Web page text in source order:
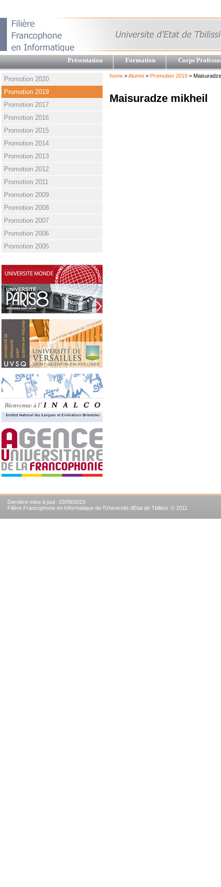
Présentation Formation Corps
Promotion 2020
Promotion 2019
Promotion 2017
Promotion 2016
Promotion 2015
Promotion 2014
Promotion 2013
Promotion 2012
Promotion 2011
Promotion 2009
Promotion 2008
Promotion 2007
Promotion 2006
Promotion 2005
home >Alumni > Promotion 2019 >
Maisuradze mikheil
Dernière mise à jour: 03/09/2019
Filière Francophone en Informatique de l'Université dEtat de Tbilissi. © 2011